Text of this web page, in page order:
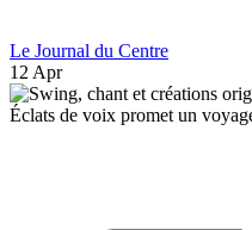
Le Journal du Centre
12 Apr